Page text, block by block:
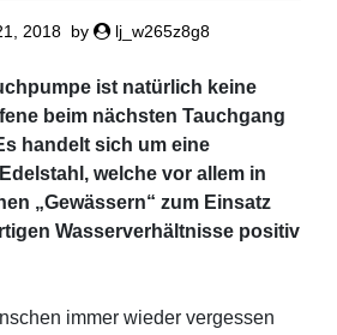
2018 by lj_w265z8g8
ist natürlich keine
beim nächsten Tauchgang
handelt sich um eine
welche vor allem in
„Gewässern“ zum Einsatz
Wasserverhältnisse positiv
immer wieder vergessen